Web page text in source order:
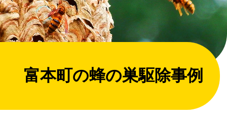
蜂の巣駆除PROについて
蜂の巣駆除ご依頼の流れ
対応エリア一覧
富本町の蜂の巣駆除事例